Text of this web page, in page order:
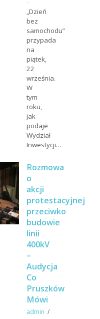
„Dzień
bez
samochodu”
przypada
na
piątek,
22
września.
W
tym
roku,
jak
podaje
Wydział
Inwestycji…
Rozmowa
o
akcji
protestacyjnej
przeciwko
budowie
linii
400kV
–
Audycja
Co
Pruszków
Mówi
admin